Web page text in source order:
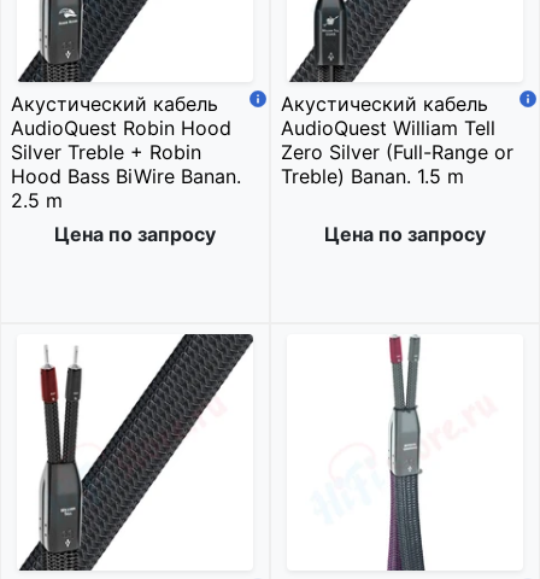
Акустический кабель
AudioQuest Robin Hood
Silver Treble + Robin
Hood Bass BiWire Banan.
2.5 m
Цена по запросу
Акустический кабель
AudioQuest William Tell
Zero Silver (Full-Range or
Treble) Banan. 1.5 m
Цена по запросу